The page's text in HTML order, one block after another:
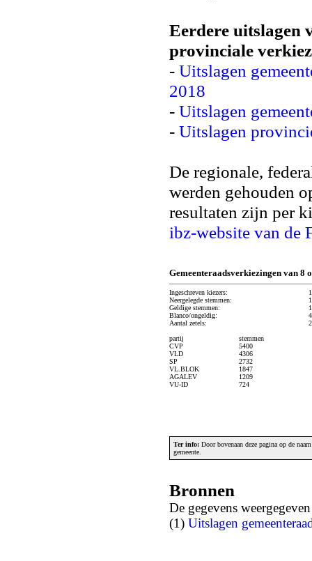
Eerdere uitslagen
provinciale
- Uitslagen
2018
- Uitslagen
- Uitslagen
De regionale,
werden gehouden
resultaten zijn per
ibz-website van de
Gemeenteraadsverkiezingen van 8
Ingeschreven kiezers:
Neergelegde stemmen:
Geldige stemmen:
Blanco/ongeldig:
Aantal zetels:
partij
CVP
VLD
SP
VL.BLOK
AGALEV
VU-ID
stemmen
5400
4306
2732
1847
1209
724
Ter info: Door bovenaan deze pagina op de
gemeente.
Bronnen
De gegevens
(1) Uitslagen